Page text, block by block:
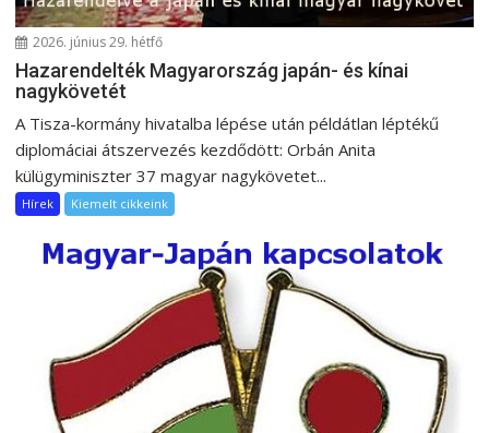
i
ó 2026. június 29. hétfő
Hazarendelték Magyarország japán- és kínai
nagykövetét
A Tisza-kormány hivatalba lépése után példátlan léptékű
diplomáciai átszervezés kezdődött: Orbán Anita
külügyminiszter 37 magyar nagykövetet...
Hírek Kiemelt cikkeink